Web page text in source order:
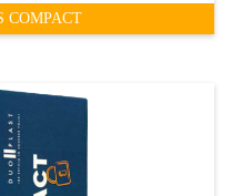
COMPACT